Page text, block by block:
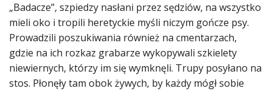
„Badacze”, szpiedzy nasłani przez sędziów, na wszystko
mieli oko i tropili heretyckie myśli niczym gończe psy.
Prowadzili poszukiwania również na cmentarzach,
gdzie na ich rozkaz grabarze wykopywali szkielety
niewiernych, którzy im się wymknęli. Trupy posyłano na
stos. Płonęły tam obok żywych, by każdy mógł sobie